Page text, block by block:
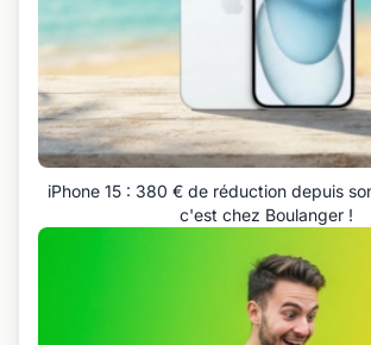
iPhone 15 : 380 € de réduction depuis
c'est chez Boulanger !